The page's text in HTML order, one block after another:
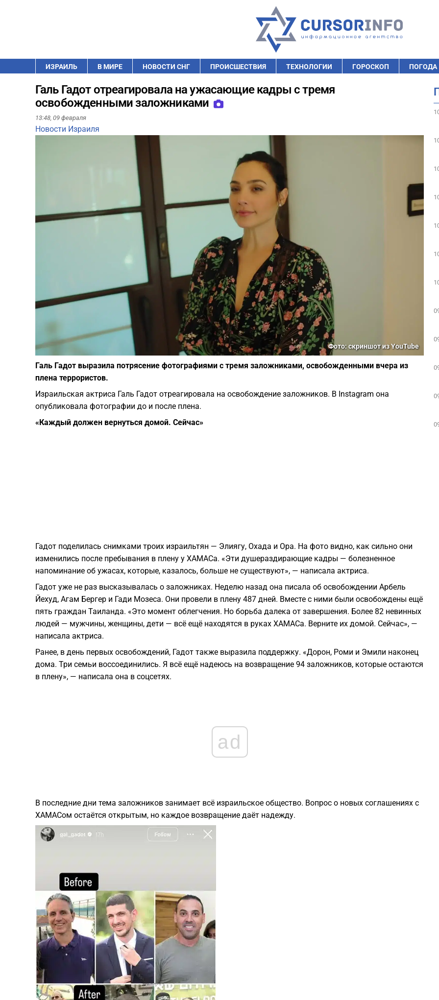
ИЗРАИЛЬ В МИРЕ НОВОСТИ СНГ ПРОИСШЕСТВИЯ ТЕХНОЛОГИИ ГОРОСКОП ПОГОДА
Галь Гадот отреагировала на ужасающие кадры с тремя
освобожденными заложниками
13:48, 09 февраля
Новости Израиля
Фото: скриншот из YouTube
Галь Гадот выразила потрясение фотографиями с тремя заложниками, освобожденными вчера из
плена террористов.
Израильская актриса Галь Гадот отреагировала на освобождение заложников. В Instagram она
опубликовала фотографии до и после плена.
«Каждый должен вернуться домой. Сейчас»
Гадот поделилась снимками троих израильтян — Элиягу, Охада и Ора. На фото видно, как сильно они
изменились после пребывания в плену у ХАМАСа. «Эти душераздирающие кадры — болезненное
напоминание об ужасах, которые, казалось, больше не существуют», — написала актриса.
Гадот уже не раз высказывалась о заложниках. Неделю назад она писала об освобождении Арбель
Йехуд, Агам Бергер и Гади Мозеса. Они провели в плену 487 дней. Вместе с ними были освобождены ещё
пять граждан Таиланда. «Это момент облегчения. Но борьба далека от завершения. Более 82 невинных
людей — мужчины, женщины, дети — всё ещё находятся в руках ХАМАСа. Верните их домой. Сейчас», —
написала актриса.
Ранее, в день первых освобождений, Гадот также выразила поддержку. «Дорон, Роми и Эмили наконец
дома. Три семьи воссоединились. Я всё ещё надеюсь на возвращение 94 заложников, которые остаются
в плену», — написала она в соцсетях.
ad
В последние дни тема заложников занимает всё израильское общество. Вопрос о новых соглашениях с
ХАМАСом остаётся открытым, но каждое возвращение даёт надежду.